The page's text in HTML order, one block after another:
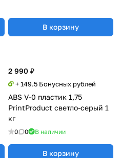
В корзину
2 990 ₽
+ 149.5 Бонусных рублей
ABS V-0 пластик 1,75
PrintProduct светло-серый 1
кг
0 0 В наличии
В корзину